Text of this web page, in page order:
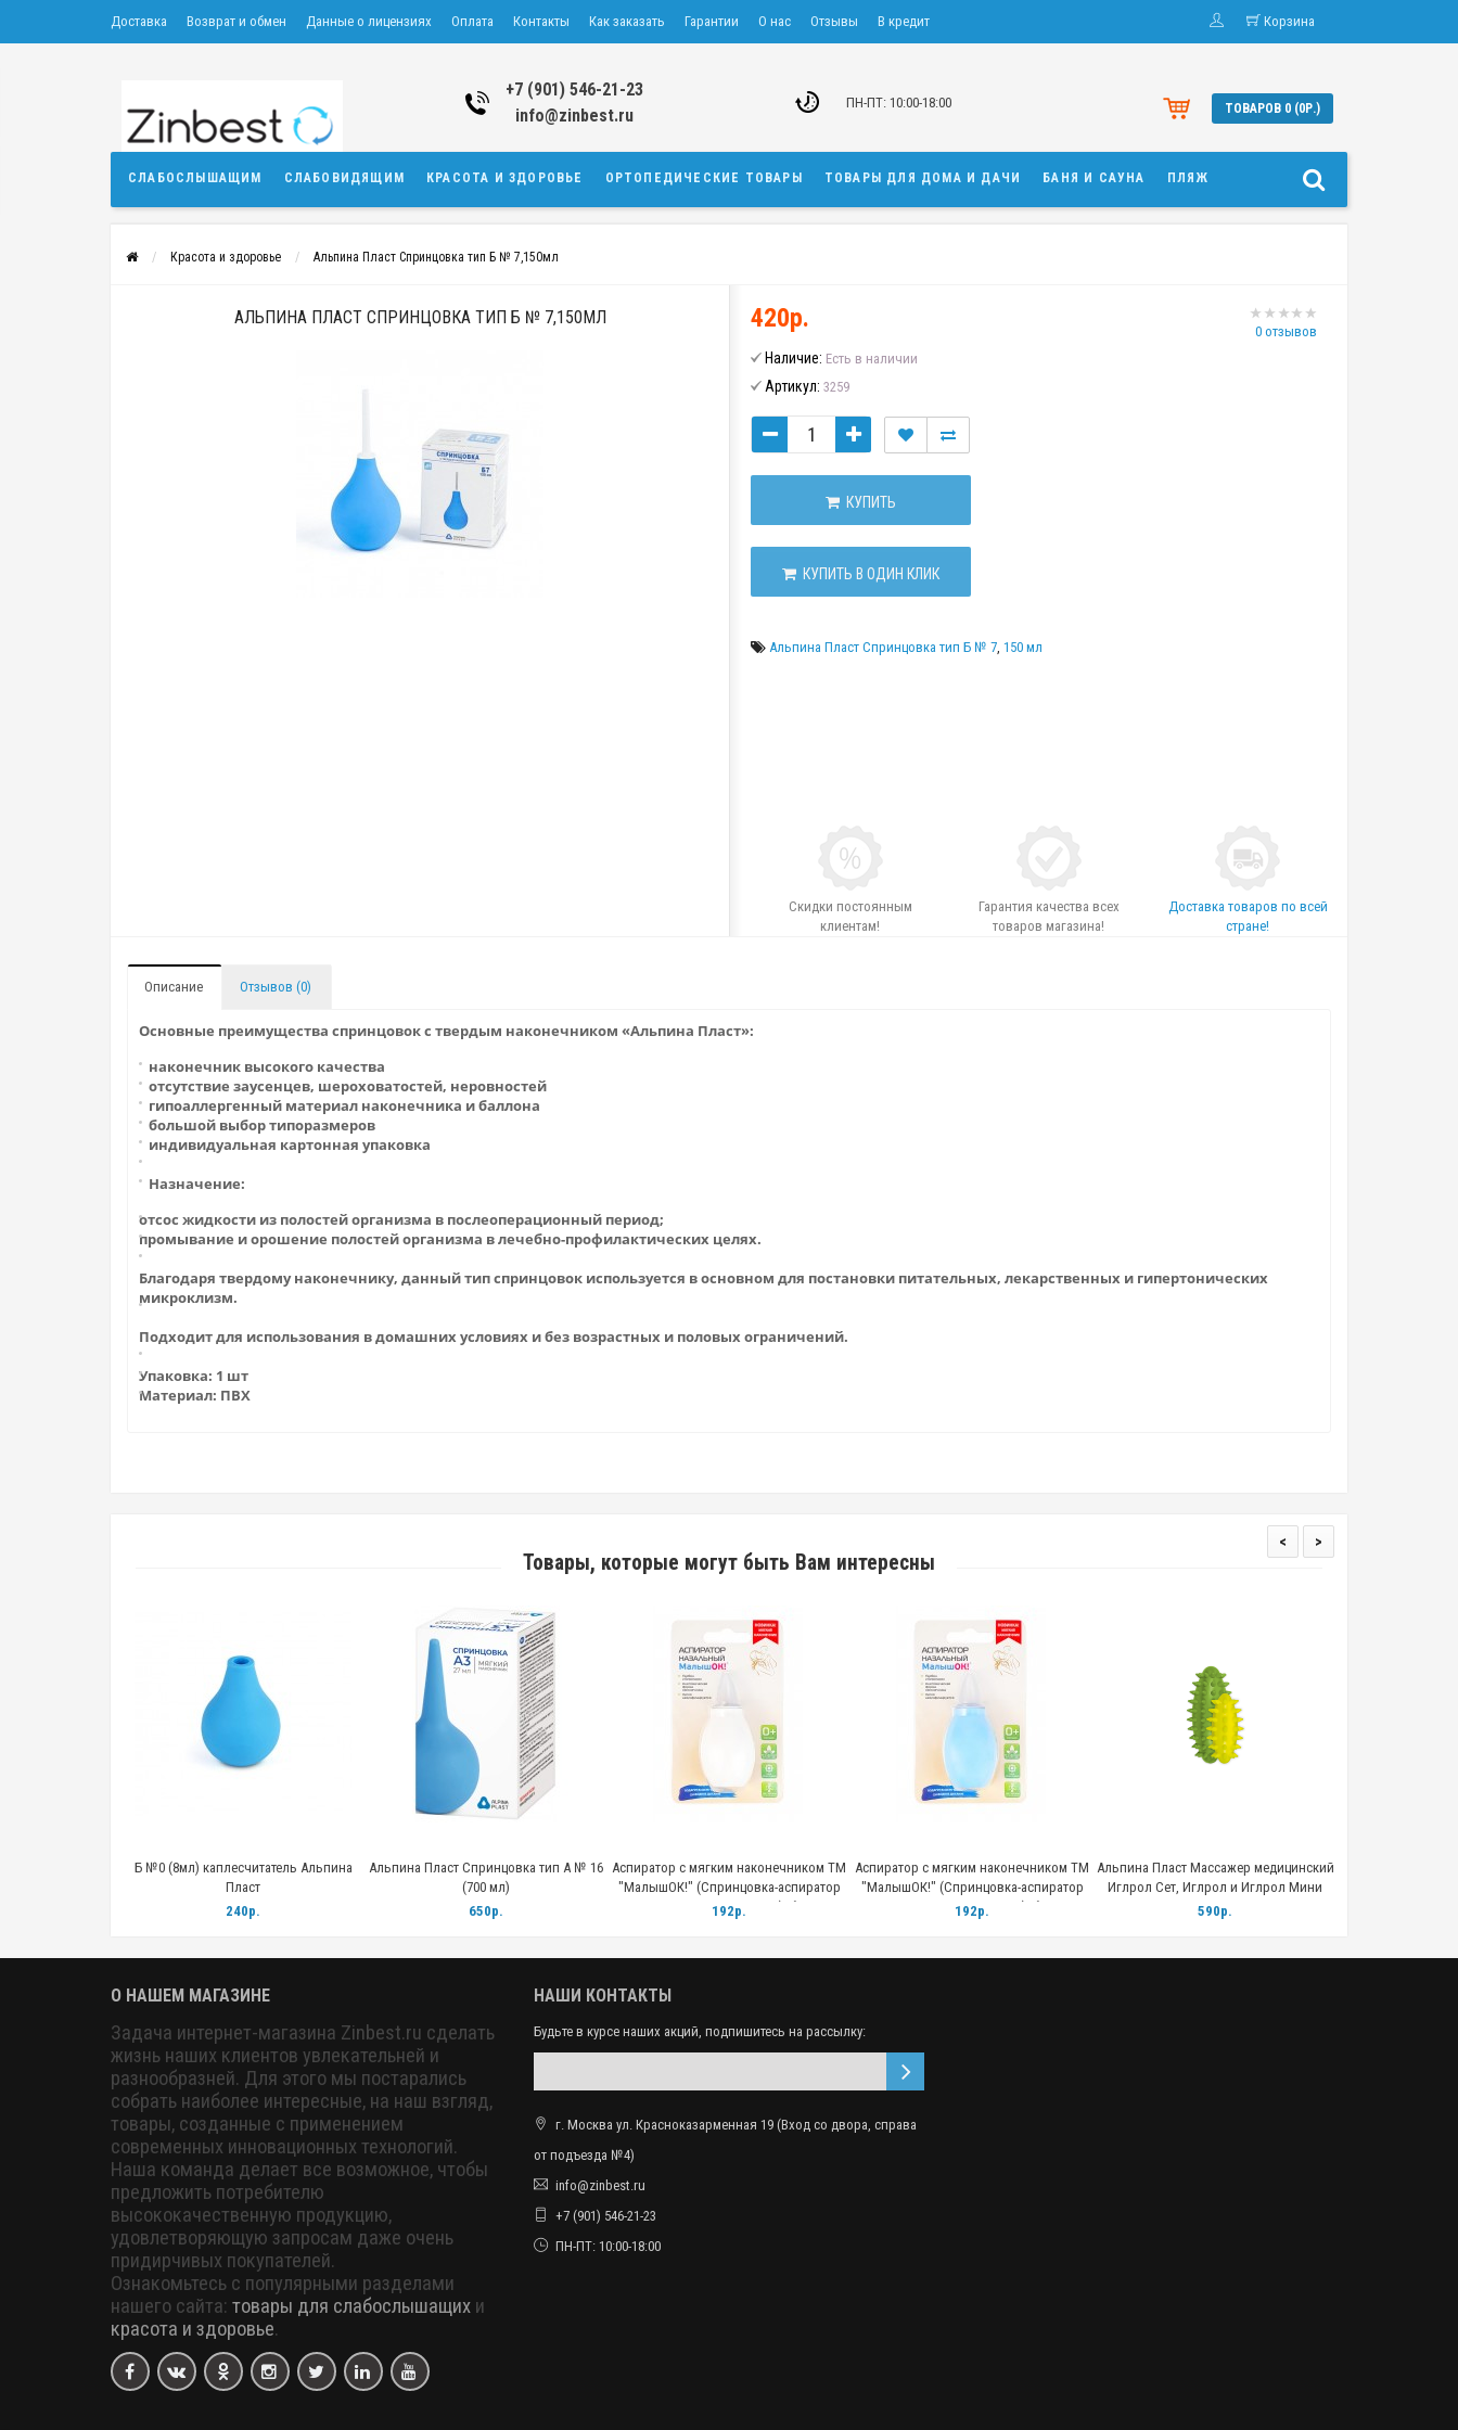
Доставка Возврат и обмен Данные о лицензиях Оплата Контакты Как заказать Гарантии О нас Отзывы В кредит Корзина
+7 (901) 546-21-23
info@zinbest.ru
ПН-ПТ: 10:00-18:00 ТОВАРОВ 0 (0Р.)
СЛАБОСЛЫШАЩИМ СЛАБОВИДЯЩИМ КРАСОТА И ЗДОРОВЬЕ ОРТОПЕДИЧЕСКИЕ ТОВАРЫ ТОВАРЫ ДЛЯ ДОМА И ДАЧИ БАНЯ И САУНА ПЛЯЖ
Красота и здоровье Альпина Пласт Спринцовка тип Б № 7,150мл
АЛЬПИНА ПЛАСТ СПРИНЦОВКА ТИП Б № 7,150МЛ
0 отзывов
420р.
Наличие: Есть в наличии
Артикул: 3259
КУПИТЬ
КУПИТЬ В ОДИН КЛИК
Альпина Пласт Спринцовка тип Б № 7, 150 мл
Скидки постоянным
клиентам!
Гарантия качества всех
товаров магазина!
Доставка товаров по всей
стране!
Описание Отзывов (0)
Основные преимущества спринцовок с твердым наконечником «Альпина Пласт»:
наконечник высокого качества
отсутствие заусенцев, шероховатостей, неровностей
гипоаллергенный материал наконечника и баллона
большой выбор типоразмеров
индивидуальная картонная упаковка
Назначение:
отсос жидкости из полостей организма в послеоперационный период;
промывание и орошение полостей организма в лечебно-профилактических целях.
Благодаря твердому наконечнику, данный тип спринцовок используется в основном для постановки питательных, лекарственных и гипертонических
микроклизм.
Подходит для использования в домашних условиях и без возрастных и половых ограничений.
Упаковка: 1 шт
Материал: ПВХ
Товары, которые могут быть Вам интересны
Б №0 (8мл) каплесчитатель Альпина
Пласт
240р.
Альпина Пласт Спринцовка тип А № 16
(700 мл)
650р.
Аспиратор с мягким наконечником ТМ
"МалышОК!" (Спринцовка-аспиратор
СПП-«Альпина Пласт» Б1-1), блистер
192р.
Аспиратор с мягким наконечником ТМ
"МалышОК!" (Спринцовка-аспиратор
СПП-«Альпина Пласт» Б1-1), блистер
192р.
Альпина Пласт Массажер медицинский
Иглрол Сет, Иглрол и Иглрол Мини
цвет зеленый желтый
590р.
< >
О НАШЕМ МАГАЗИНЕ
Задача интернет-магазина Zinbest.ru сделать
жизнь наших клиентов увлекательней и
разнообразней. Для этого мы постарались
собрать наиболее интересные, на наш взгляд,
товары, созданные с применением
современных инновационных технологий.
Наша команда делает все возможное, чтобы
предложить потребителю
высококачественную продукцию,
удовлетворяющую запросам даже очень
придирчивых покупателей.
Ознакомьтесь с популярными разделами
нашего сайта: товары для слабослышащих и
красота и здоровье.
НАШИ КОНТАКТЫ
Будьте в курсе наших акций, подпишитесь на рассылку:
г. Москва ул. Красноказарменная 19 (Вход со двора, справа
от подъезда №4)
info@zinbest.ru
+7 (901) 546-21-23
ПН-ПТ: 10:00-18:00